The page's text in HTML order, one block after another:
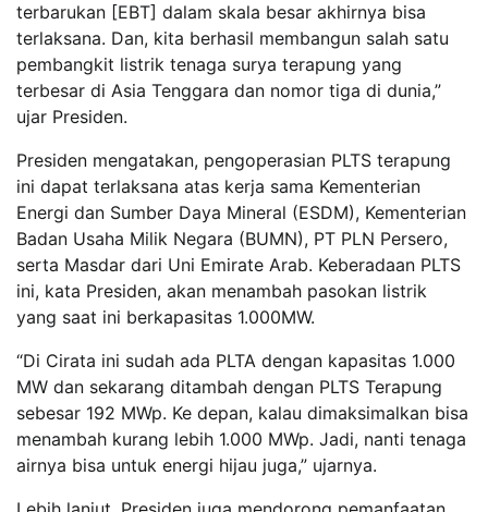
terbarukan [EBT] dalam skala besar akhirnya bisa
terlaksana. Dan, kita berhasil membangun salah satu
pembangkit listrik tenaga surya terapung yang
terbesar di Asia Tenggara dan nomor tiga di dunia,”
ujar Presiden.
Presiden mengatakan, pengoperasian PLTS terapung
ini dapat terlaksana atas kerja sama Kementerian
Energi dan Sumber Daya Mineral (ESDM), Kementerian
Badan Usaha Milik Negara (BUMN), PT PLN Persero,
serta Masdar dari Uni Emirate Arab. Keberadaan PLTS
ini, kata Presiden, akan menambah pasokan listrik
yang saat ini berkapasitas 1.000MW.
“Di Cirata ini sudah ada PLTA dengan kapasitas 1.000
MW dan sekarang ditambah dengan PLTS Terapung
sebesar 192 MWp. Ke depan, kalau dimaksimalkan bisa
menambah kurang lebih 1.000 MWp. Jadi, nanti tenaga
airnya bisa untuk energi hijau juga,” ujarnya.